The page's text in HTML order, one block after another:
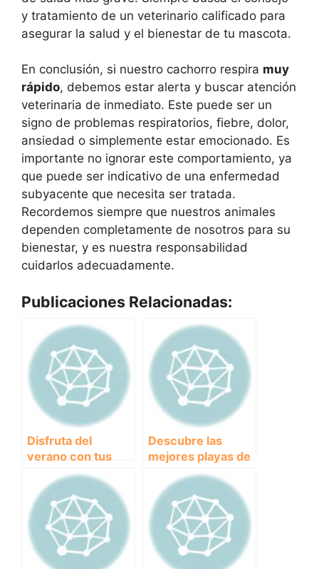
y tratamiento de un veterinario calificado para
asegurar la salud y el bienestar de tu mascota.
En conclusión, si nuestro cachorro respira muy
rápido, debemos estar alerta y buscar atención
veterinaria de inmediato. Este puede ser un
signo de problemas respiratorios, fiebre, dolor,
ansiedad o simplemente estar emocionado. Es
importante no ignorar este comportamiento, ya
que puede ser indicativo de una enfermedad
subyacente que necesita ser tratada.
Recordemos siempre que nuestros animales
dependen completamente de nosotros para su
bienestar, y es nuestra responsabilidad
cuidarlos adecuadamente.
Publicaciones Relacionadas:
Disfruta del
verano con tus
amigos peludos:
Las mejores
playas para perros
en Málaga
Descubre las
mejores playas de
perros cercanas a
ti para disfrutar
con tu fiel
compañero